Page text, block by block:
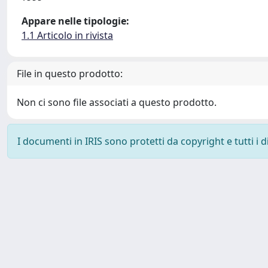
Appare nelle tipologie:
1.1 Articolo in rivista
File in questo prodotto:
Non ci sono file associati a questo prodotto.
I documenti in IRIS sono protetti da copyright e tutti i